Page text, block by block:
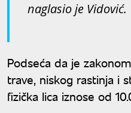
naglasio je Vidović.
Podseća da je
trave, niskog rastinja i
fizička lica iznose od